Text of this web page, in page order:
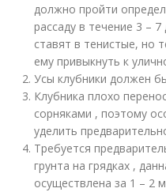
должно пройти
рассаду в течение 3 –
ставят в тенистые, но
ему привыкнуть к
Усы клубники должен
Клубника плохо
сорняками , поэтому
уделить
Требуется
грунта на грядках ,
осуществлена за 1 – 2